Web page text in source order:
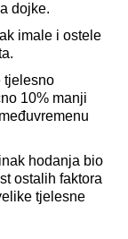
dojke.
imale i ostele
tjelesno
10% manji
hodanja bio
ostalih faktora
tjelesne